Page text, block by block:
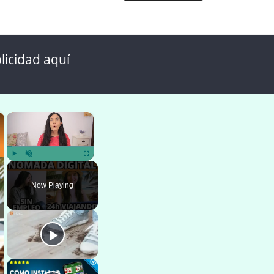
aquí
×
Play Unmute Fullscreen
Now Playing